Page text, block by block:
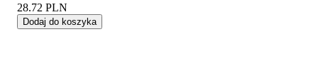
28.72 PLN
Dodaj do koszyka